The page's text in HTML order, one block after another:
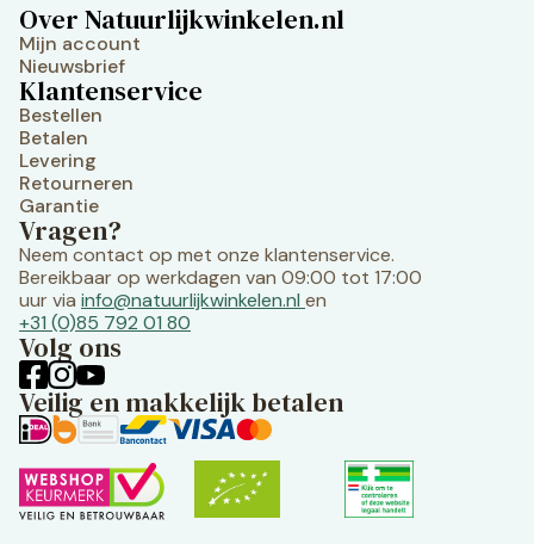
Over Natuurlijkwinkelen.nl
Mijn account
Nieuwsbrief
Klantenservice
Bestellen
Betalen
Levering
Retourneren
Garantie
Vragen?
Neem contact op met onze klantenservice.
Bereikbaar op werkdagen van 09:00 tot 17:00
uur via info@natuurlijkwinkelen.nl en
+31 (0)85 792 01 80
Volg ons
Veilig en makkelijk betalen